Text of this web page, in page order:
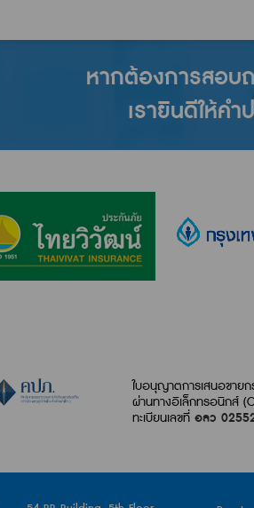
หากต้องการสอบ
เรายินดีให้คำ
ใบอนุญาตการเสนอขาย
ผ่านทางอิเล็กทรอนิกส์
ทะเบียนเลขที่ อลว